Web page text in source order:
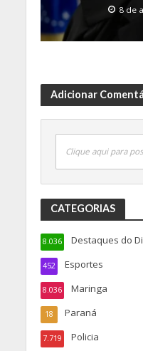
8 de
Adicionar
Clique aqui para
CATEGORIAS
Destaques do
8.036
Esportes
452
Maringa
8.036
Paraná
18
Policia
7.719